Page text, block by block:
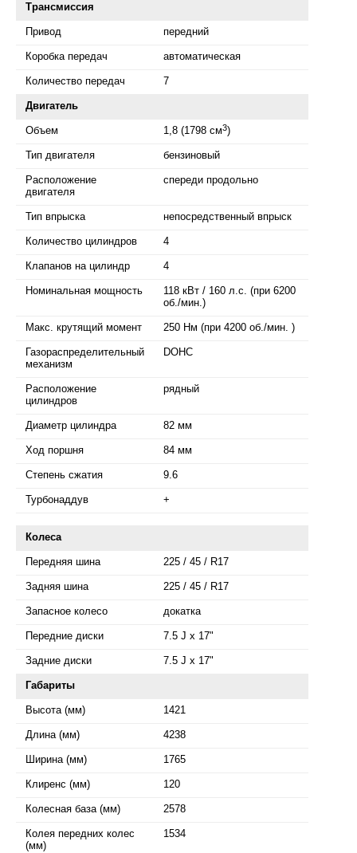
Трансмиссия
Привод передний
Коробка передач автоматическая
Количество передач 7
Двигатель
Объем 1,8 (1798 см3)
Тип двигателя бензиновый
Расположение
двигателя
спереди продольно
Тип впрыска непосредственный впрыск
Количество цилиндров 4
Клапанов на цилиндр 4
Номинальная мощность
118 кВт / 160 л.с. (при 6200
об./мин.)
Макс. крутящий момент 250 Нм (при 4200 об./мин. )
Газораспределительный
механизм
DOHC
Расположение
цилиндров
рядный
Диаметр цилиндра 82 мм
Ход поршня 84 мм
Степень сжатия 9.6
Турбонаддув +
Колеса
Передняя шина 225 / 45 / R17
Задняя шина 225 / 45 / R17
Запасное колесо докатка
Передние диски 7.5 J x 17"
Задние диски 7.5 J x 17"
Габариты
Высота (мм) 1421
Длина (мм) 4238
Ширина (мм) 1765
Клиренс (мм) 120
Колесная база (мм) 2578
Колея передних колес
(мм)
1534